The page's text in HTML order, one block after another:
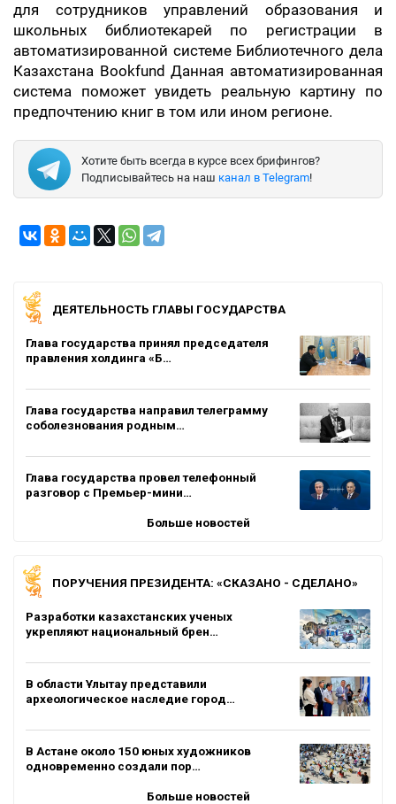
для сотрудников управлений образования и
школьных библиотекарей по регистрации в
автоматизированной системе Библиотечного дела
Казахстана Bookfund Данная автоматизированная
система поможет увидеть реальную картину по
предпочтению книг в том или ином регионе.
Хотите быть всегда в курсе всех брифингов?
Подписывайтесь на наш канал в Telegram!
ДЕЯТЕЛЬНОСТЬ ГЛАВЫ ГОСУДАРСТВА
Глава государства принял председателя
правления холдинга «Б…
Глава государства направил телеграмму
соболезнования родным…
Глава государства провел телефонный
разговор с Премьер-мини…
Больше новостей
ПОРУЧЕНИЯ ПРЕЗИДЕНТА: «СКАЗАНО - СДЕЛАНО»
Разработки казахстанских ученых
укрепляют национальный брен…
В области Ұлытау представили
археологическое наследие город…
В Астане около 150 юных художников
одновременно создали пор…
Больше новостей